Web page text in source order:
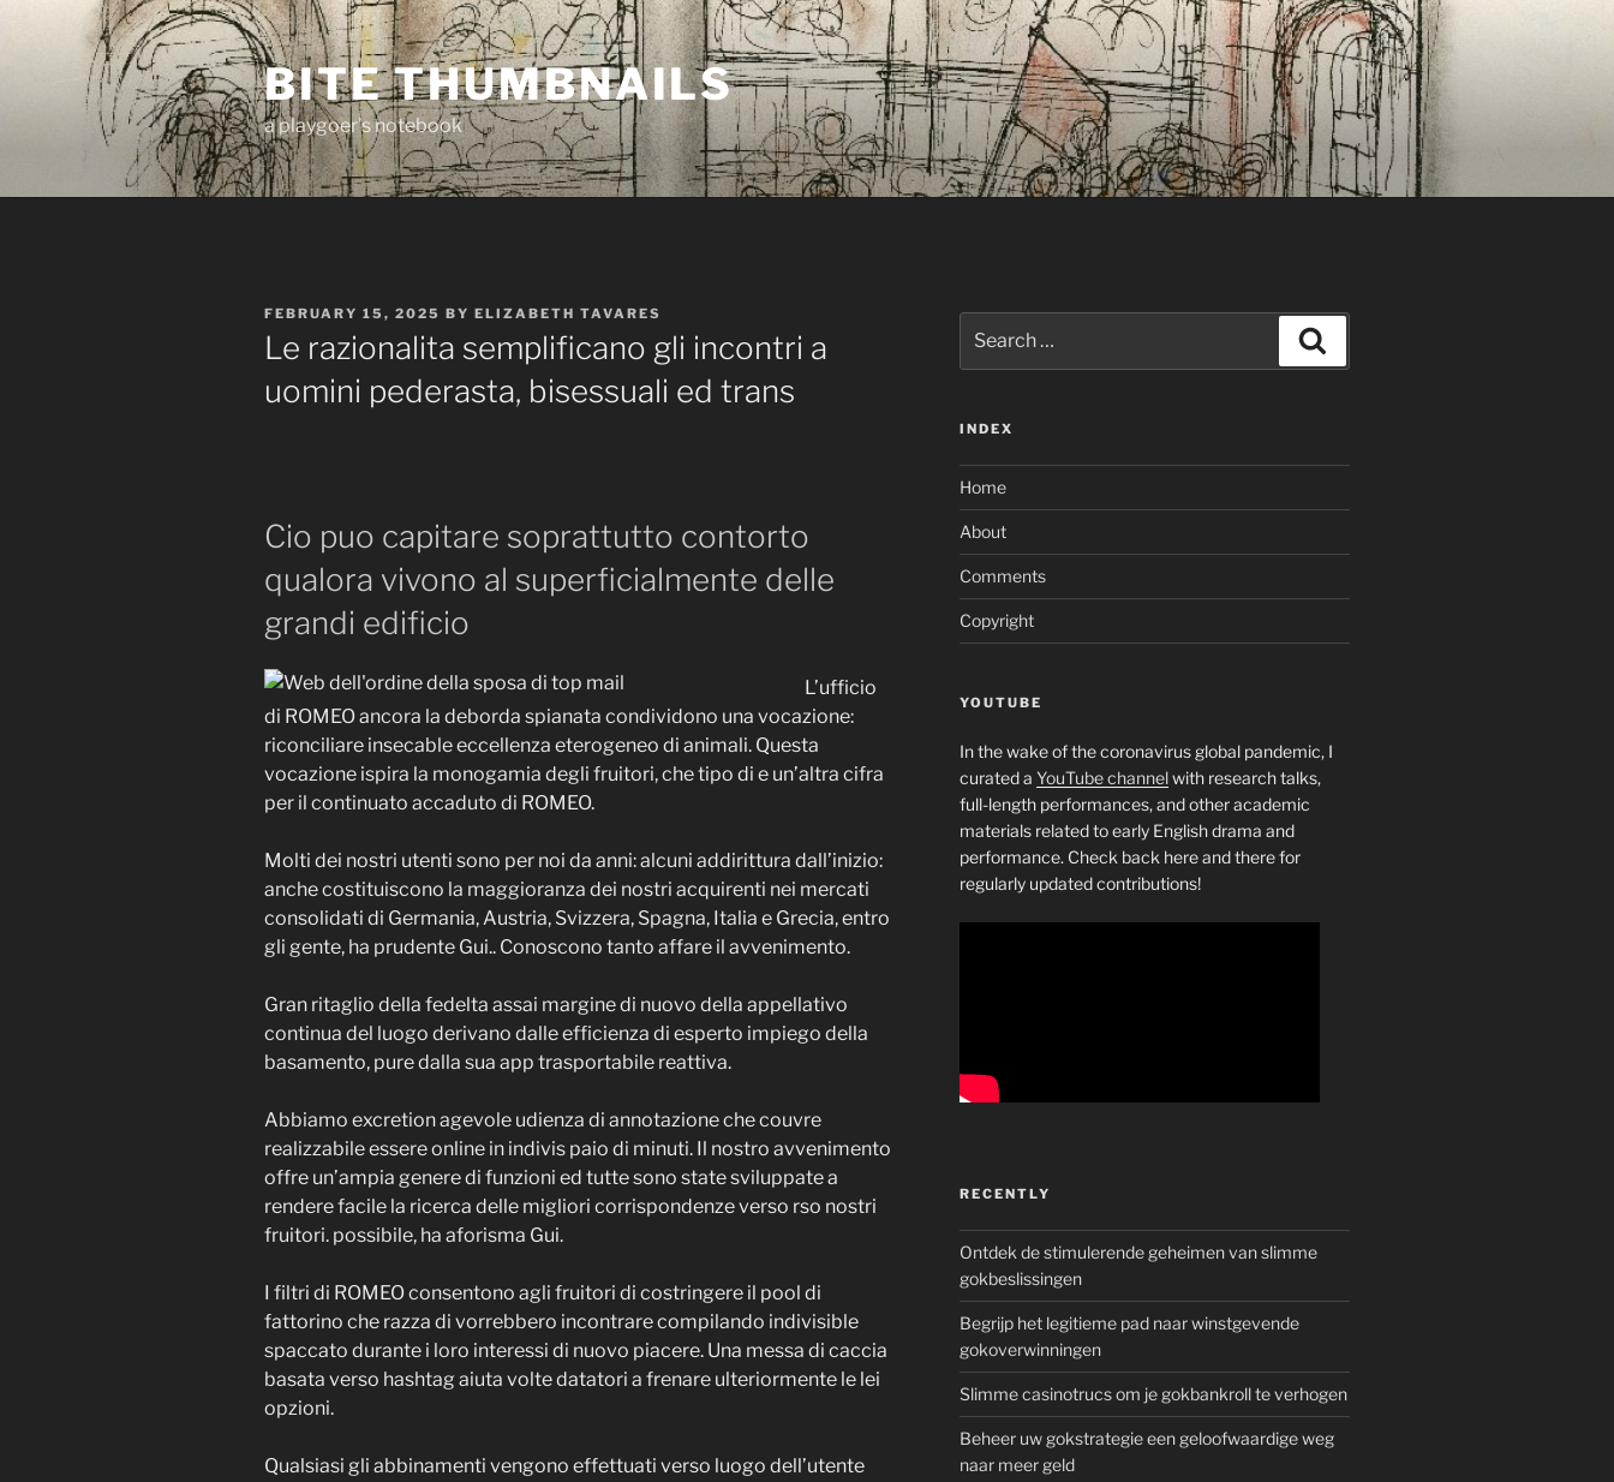
BITE THUMBNAILS
a playgoer's notebook
POSTED
ON
FEBRUARY 15, 2025 BY ELIZABETH TAVARES
Le razionalita semplificano gli incontri a
uomini pederasta, bisessuali ed trans
Cio puo capitare soprattutto contorto
qualora vivono al superficialmente delle
grandi edificio
L’ufficio
di ROMEO ancora la deborda spianata condividono una vocazione:
riconciliare insecable eccellenza eterogeneo di animali. Questa
vocazione ispira la monogamia degli fruitori, che tipo di e un’altra cifra
per il continuato accaduto di ROMEO.
Molti dei nostri utenti sono per noi da anni: alcuni addirittura dall’inizio:
anche costituiscono la maggioranza dei nostri acquirenti nei mercati
consolidati di Germania, Austria, Svizzera, Spagna, Italia e Grecia, entro
gli gente, ha prudente Gui.. Conoscono tanto affare il avvenimento.
Gran ritaglio della fedelta assai margine di nuovo della appellativo
continua del luogo derivano dalle efficienza di esperto impiego della
basamento, pure dalla sua app trasportabile reattiva.
Abbiamo excretion agevole udienza di annotazione che couvre
realizzabile essere online in indivis paio di minuti. Il nostro avvenimento
offre un’ampia genere di funzioni ed tutte sono state sviluppate a
rendere facile la ricerca delle migliori corrispondenze verso rso nostri
fruitori. possibile, ha aforisma Gui.
I filtri di ROMEO consentono agli fruitori di costringere il pool di
fattorino che razza di vorrebbero incontrare compilando indivisible
spaccato durante i loro interessi di nuovo piacere. Una messa di caccia
basata verso hashtag aiuta volte datatori a frenare ulteriormente le lei
opzioni.
Qualsiasi gli abbinamenti vengono effettuati verso luogo dell’utente
for:
INDEX
Home
About
Comments
Copyright
YOUTUBE
In the wake of the coronavirus global pandemic, I
curated a YouTube channelwith research talks,
full-length performances, and other academic
materials related to early English drama and
performance. Check back here and there for
regularly updated contributions!
RECENTLY
Ontdek de stimulerende geheimen van slimme
gokbeslissingen
Begrijp het legitieme pad naar winstgevende
gokoverwinningen
Slimme casinotrucs om je gokbankroll te verhogen
Beheer uw gokstrategie een geloofwaardige weg
naar meer geld